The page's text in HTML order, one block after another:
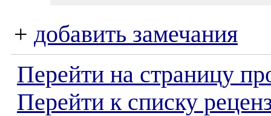
+ добавить замечания
Перейти на страницу
Перейти к списку